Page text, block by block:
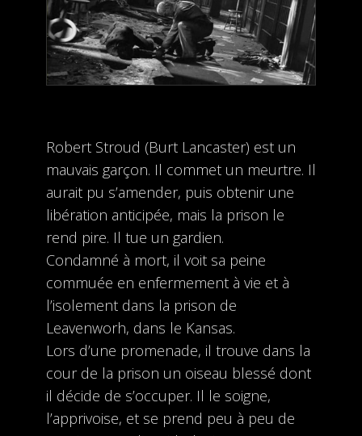
Robert Stroud (Burt Lancaster) est un
mauvais garçon. Il commet un meurtre. Il
aurait pu s’amender, puis obtenir une
libération anticipée, mais la prison le
rend pire. Il tue un gardien.
Condamné à mort, il voit sa peine
commuée en enfermement à vie et à
l’isolement dans la prison de
Leavenworh, dans le Kansas.
Lors d’une promenade, il trouve dans la
cour de la prison un oiseau blessé dont
il décide de s’occuper. Il le soigne,
l’apprivoise, et se prend peu à peu de